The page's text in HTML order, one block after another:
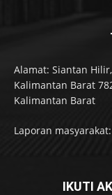
Alamat: Siantan
Kalimantan Barat
Kalimantan Barat
Laporan masyarakat:
IKUTI